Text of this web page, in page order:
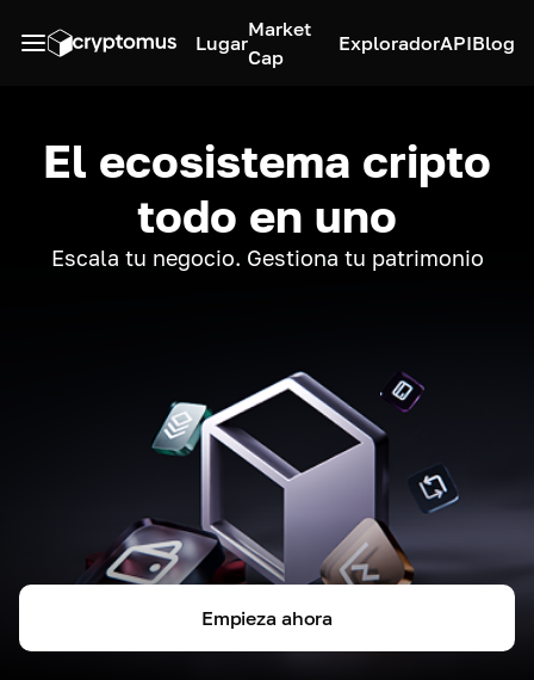
Lugar
Market
Cap
ExploradorAPIBlog
El ecosistema cripto
todo en uno
Escala tu negocio. Gestiona tu patrimonio
Empieza ahora